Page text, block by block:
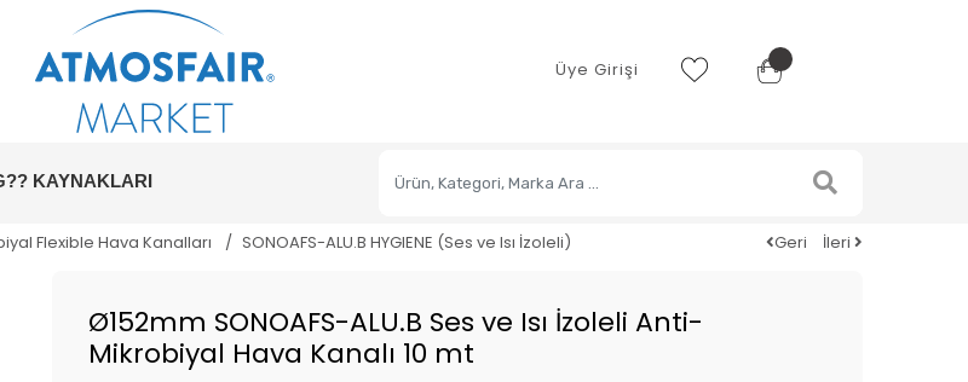
Üye Girişi
KAYNAKLARI
Flexible Hava Kanalları SONOAFS-ALU.B HYGIENE (Ses ve Isı İzoleli) Geri İleri
Ø152mm SONOAFS-ALU.B Ses ve Isı İzoleli Anti-
Mikrobiyal Hava Kanalı 10 mt